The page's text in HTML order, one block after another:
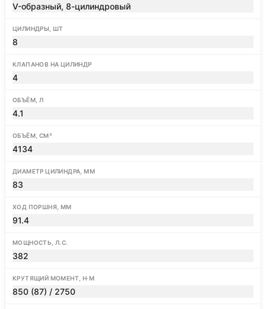
V-образный, 8-цилиндровый
ЦИЛИНДРЫ, ШТ
8
КЛАПАНОВ НА ЦИЛИНДР
4
ОБЪЁМ, Л
4.1
ОБЪЁМ, СМ³
4134
ДИАМЕТР ЦИЛИНДРА, ММ
83
ХОД ПОРШНЯ, ММ
91.4
МОЩНОСТЬ, Л.С.
382
КРУТЯЩИЙ МОМЕНТ, Н·М
850 (87) / 2750